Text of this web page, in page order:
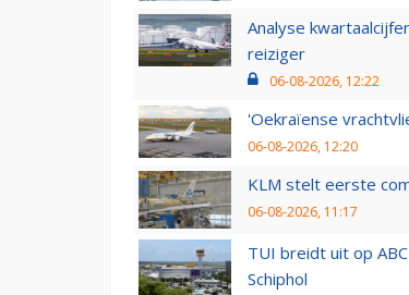
Analyse
reiziger
06-08-2026, 12:22
'Oekraïense
06-08-2026, 12:20
KLM stelt eerste
06-08-2026, 11:17
TUI breidt uit op
Schiphol